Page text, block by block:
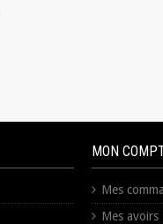
MON
Mes
Mes avoirs